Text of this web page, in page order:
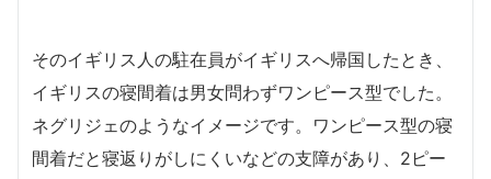
そのイギリス人の駐在員がイギリスへ帰国したとき、
イギリスの寝間着は男女問わずワンピース型でした。
ネグリジェのようなイメージです。ワンピース型の寝
間着だと寝返りがしにくいなどの支障があり、2ピー